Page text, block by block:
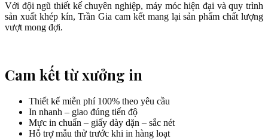
Với đội ngũ thiết kế chuyên nghiệp, máy móc hiện đại và quy trình
sản xuất khép kín, Trần Gia cam kết mang lại sản phẩm chất lượng
vượt mong đợi.
Cam kết từ xưởng in
Thiết kế miễn phí 100% theo yêu cầu
In nhanh – giao đúng tiến độ
Mực in chuẩn – giấy dày dặn – sắc nét
Hỗ trợ mẫu thử trước khi in hàng loạt